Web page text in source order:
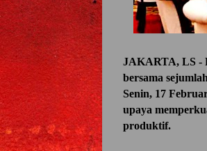
JAKARTA, LS -
bersama
Senin, 17
upaya
produktif.